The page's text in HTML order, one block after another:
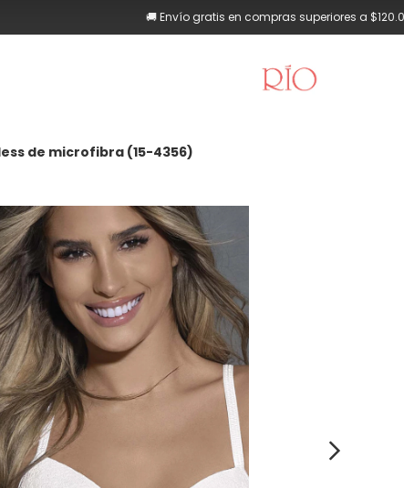
💳 Hasta 3 cuotas sin interés (Compras superiores a
de microfibra (15-4356)